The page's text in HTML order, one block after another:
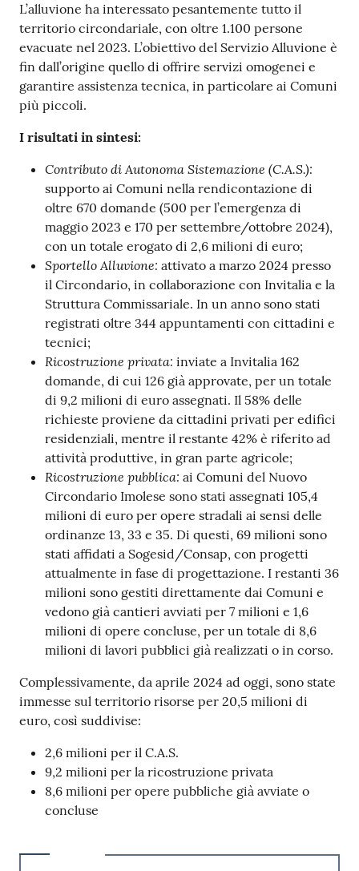
L’alluvione ha interessato pesantemente tutto il
territorio circondariale, con oltre 1.100 persone
evacuate nel 2023. L’obiettivo del Servizio Alluvione è
fin dall’origine quello di offrire servizi omogenei e
garantire assistenza tecnica, in particolare ai Comuni
più piccoli.
I risultati in sintesi:
Contributo di Autonoma Sistemazione (C.A.S.):
supporto ai Comuni nella rendicontazione di
oltre 670 domande (500 per l’emergenza di
maggio 2023 e 170 per settembre/ottobre 2024),
con un totale erogato di 2,6 milioni di euro;
Sportello Alluvione: attivato a marzo 2024 presso
il Circondario, in collaborazione con Invitalia e la
Struttura Commissariale. In un anno sono stati
registrati oltre 344 appuntamenti con cittadini e
tecnici;
Ricostruzione privata: inviate a Invitalia 162
domande, di cui 126 già approvate, per un totale
di 9,2 milioni di euro assegnati. Il 58% delle
richieste proviene da cittadini privati per edifici
residenziali, mentre il restante 42% è riferito ad
attività produttive, in gran parte agricole;
Ricostruzione pubblica: ai Comuni del Nuovo
Circondario Imolese sono stati assegnati 105,4
milioni di euro per opere stradali ai sensi delle
ordinanze 13, 33 e 35. Di questi, 69 milioni sono
stati affidati a Sogesid/Consap, con progetti
attualmente in fase di progettazione. I restanti 36
milioni sono gestiti direttamente dai Comuni e
vedono già cantieri avviati per 7 milioni e 1,6
milioni di opere concluse, per un totale di 8,6
milioni di lavori pubblici già realizzati o in corso.
Complessivamente, da aprile 2024 ad oggi, sono state
immesse sul territorio risorse per 20,5 milioni di
euro, così suddivise:
2,6 milioni per il C.A.S.
9,2 milioni per la ricostruzione privata
8,6 milioni per opere pubbliche già avviate o
concluse